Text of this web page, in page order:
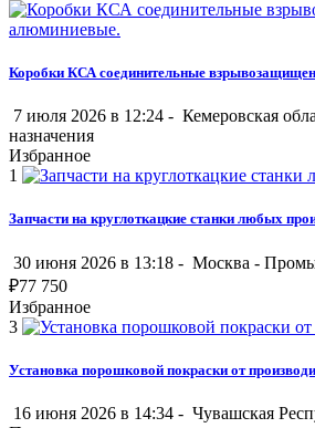
Коробки КСА соединительные
7 июля 2026 в 12:24 - Кемеровская
назначения
Избранное
1
Запчасти на круглоткацкие станки любых
30 июня 2026 в 13:18 - Москва -
₽77 750
Избранное
3
Установка порошковой покраски от
16 июня 2026 в 14:34 - Чувашская